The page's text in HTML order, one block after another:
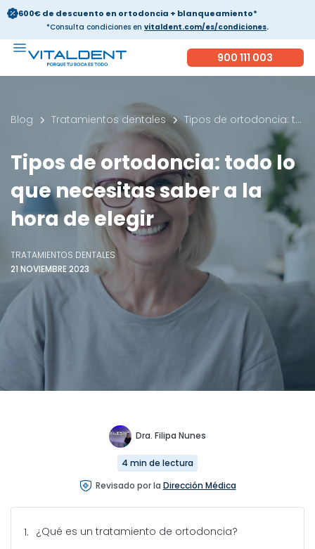
600€ de descuento en ortodoncia + blanqueamiento*
*Consulta condiciones en vitaldent.com/es/condiciones.
900 111 003
Blog Tratamientos dentales Tipos de ortodoncia: todo lo que necesitas saber a la hora de elegir
Tipos de ortodoncia: todo lo
que necesitas saber a la
hora de elegir
TRATAMIENTOS DENTALES
21 NOVIEMBRE 2023
Dra. Filipa Nunes
4 min de lectura
Revisado por la Dirección Médica
¿Qué es un tratamiento de ortodoncia?